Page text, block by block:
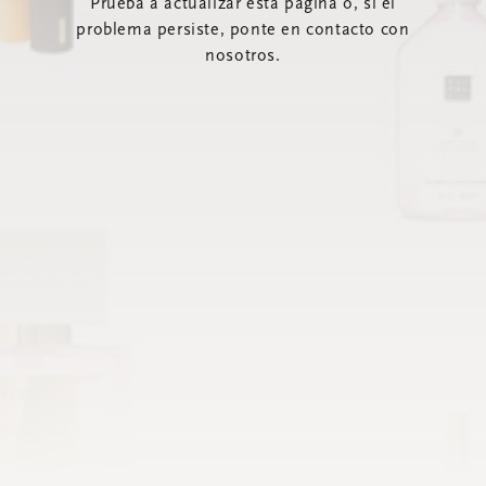
Prueba a actualizar esta página o, si el
problema persiste, ponte en contacto con
nosotros.